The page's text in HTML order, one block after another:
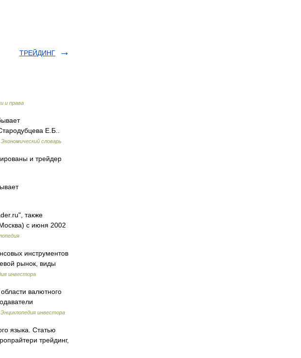
ТРЕЙДИНГ
и права
Е.Б..
Экономический словарь
и трейдер
также
с июня 2002
инструментов
рынок, виды
инвестора
валютного
Энциклопедия инвестора
языка. Статью
трейдинг,